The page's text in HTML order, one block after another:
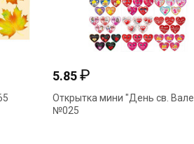
5.85₽
Открытка мини "День св.
№025